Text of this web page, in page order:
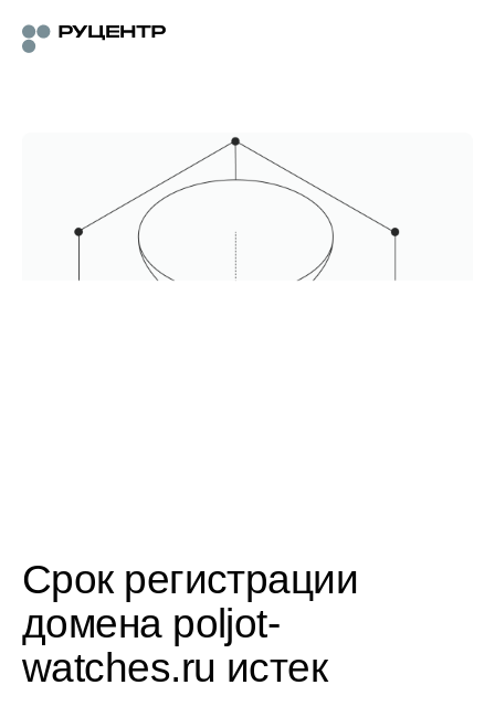
Срок регистрации
домена poljot-
watches.ru истек